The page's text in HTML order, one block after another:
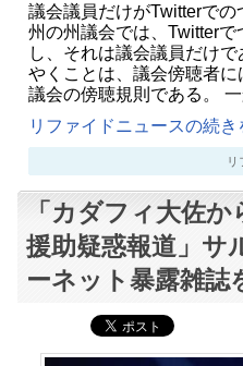
議会議員だけがTwitterで
州の州議会では、Twitter
し、それは議会議員だけ
やくことは、議会傍聴者
議会の傍聴規則である。
リファイドニュースの続き
リ
「カダフィ大佐
援助疑惑報道」サ
ーネット暴露雑誌